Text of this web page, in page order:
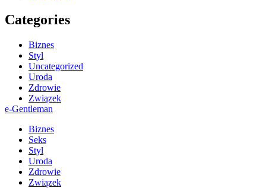
Categories
Biznes
Styl
Uncategorized
Uroda
Zdrowie
Związek
e-Gentleman
Biznes
Seks
Styl
Uroda
Zdrowie
Związek